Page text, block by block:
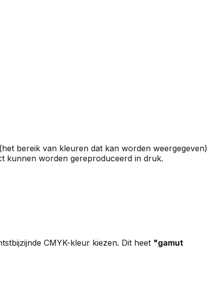
bereik van kleuren dat kan worden weergegeven)
kunnen worden gereproduceerd in druk.
CMYK-kleur kiezen. Dit heet "gamut